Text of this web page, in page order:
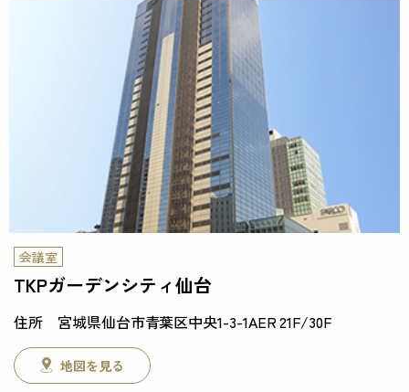
会議室
TKPガーデンシティ仙台
宮城県仙台市青葉区中央1-3-1AER 21F/30F
地図を見る